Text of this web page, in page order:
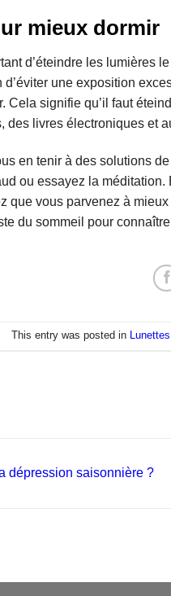
mieux dormir
d’éteindre les lumières
d’éviter une exposition
Cela signifie qu’il faut
des livres électroniques et
en tenir à des solutions
ou essayez la
que vous parvenez à
du sommeil pour
This entry was posted in
dépression saisonnière ?